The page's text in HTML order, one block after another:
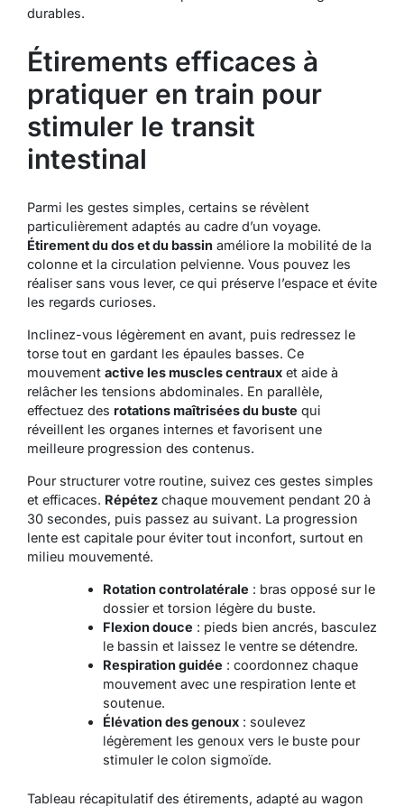
durables.
Étirements efficaces à
pratiquer en train pour
stimuler le transit
intestinal
Parmi les gestes simples, certains se révèlent
particulièrement adaptés au cadre d’un voyage.
Étirement du dos et du bassin améliore la mobilité de la
colonne et la circulation pelvienne. Vous pouvez les
réaliser sans vous lever, ce qui préserve l’espace et évite
les regards curioses.
Inclinez-vous légèrement en avant, puis redressez le
torse tout en gardant les épaules basses. Ce
mouvement active les muscles centraux et aide à
relâcher les tensions abdominales. En parallèle,
effectuez des rotations maîtrisées du buste qui
réveillent les organes internes et favorisent une
meilleure progression des contenus.
Pour structurer votre routine, suivez ces gestes simples
et efficaces. Répétez chaque mouvement pendant 20 à
30 secondes, puis passez au suivant. La progression
lente est capitale pour éviter tout inconfort, surtout en
milieu mouvementé.
Rotation controlatérale : bras opposé sur le
dossier et torsion légère du buste.
Flexion douce : pieds bien ancrés, basculez
le bassin et laissez le ventre se détendre.
Respiration guidée : coordonnez chaque
mouvement avec une respiration lente et
soutenue.
Élévation des genoux: soulevez
légèrement les genoux vers le buste pour
stimuler le colon sigmoïde.
Tableau récapitulatif des étirements, adapté au wagon